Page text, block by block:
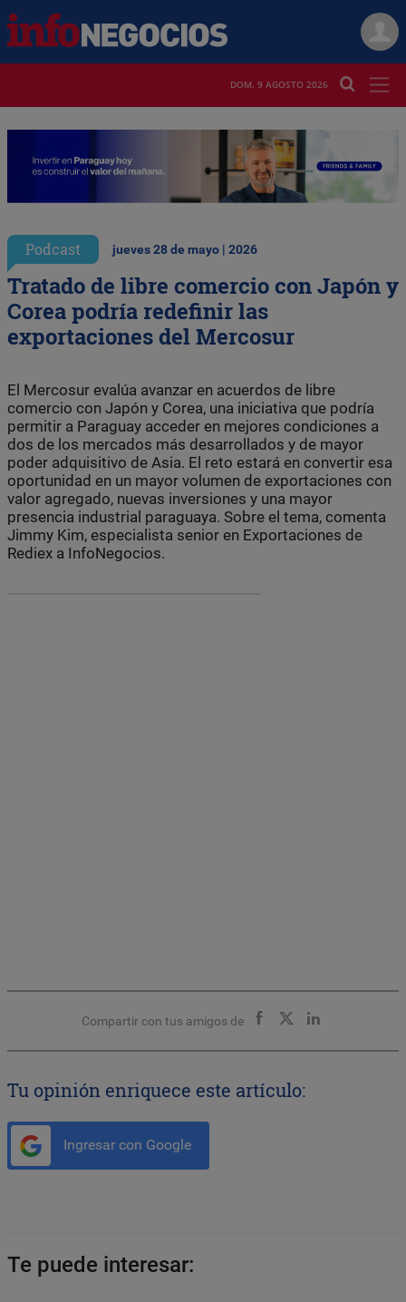
DOM. 9 AGOSTO 2026
Podcast jueves 28 de mayo | 2026
Tratado de libre comercio con Japón y
Corea podría redefinir las
exportaciones del Mercosur
El Mercosur evalúa avanzar en acuerdos de libre
comercio con Japón y Corea, una iniciativa que podría
permitir a Paraguay acceder en mejores condiciones a
dos de los mercados más desarrollados y de mayor
poder adquisitivo de Asia. El reto estará en convertir esa
oportunidad en un mayor volumen de exportaciones con
valor agregado, nuevas inversiones y una mayor
presencia industrial paraguaya. Sobre el tema, comenta
Jimmy Kim, especialista senior en Exportaciones de
Rediex a InfoNegocios.
Compartir con tus amigos de
Tu opinión enriquece este artículo:
Ingresar con Google
Te puede interesar: